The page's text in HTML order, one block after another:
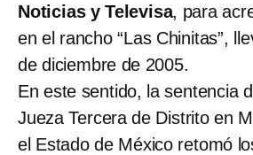
Noticias y Televisa, para
en el rancho “Las Chinitas”,
de diciembre de 2005.
En este sentido, la sentencia
Jueza Tercera de Distrito en
el Estado de México retomó